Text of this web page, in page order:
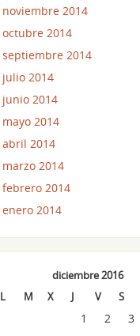
noviembre 2014
octubre 2014
septiembre 2014
julio 2014
junio 2014
mayo 2014
abril 2014
marzo 2014
febrero 2014
enero 2014
diciembre 2016
L
M X J V S
1 2 3